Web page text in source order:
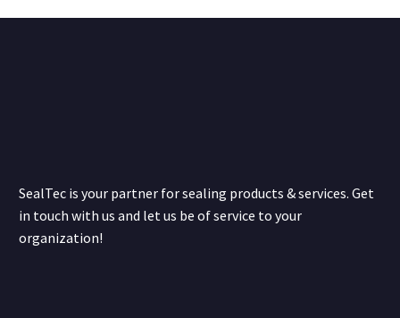
SealTec is your partner for sealing products & services. Get
in touch with us and let us be of service to your
organization!